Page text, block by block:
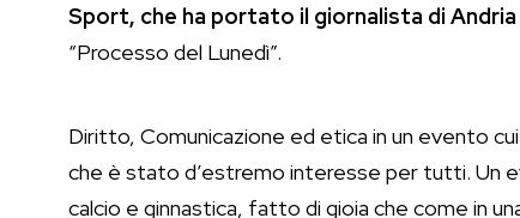
Sport, che ha portato il giornalista di
“Processo del Lunedì”.
Diritto, Comunicazione ed etica in un evento
che è stato d’estremo interesse per tutti. Un
calcio e ginnastica, fatto di gioia che come in